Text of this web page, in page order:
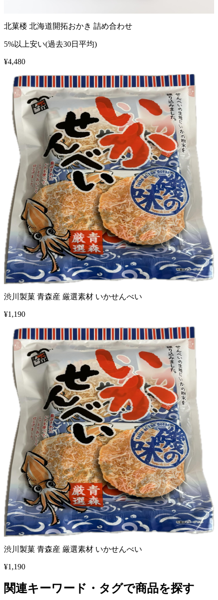
北菓楼 北海道開拓おかき 詰め合わせ
5%以上安い(過去30日平均)
¥4,480
渋川製菓 青森産 厳選素材 いかせんべい
¥1,190
渋川製菓 青森産 厳選素材 いかせんべい
¥1,190
関連キーワード・タグで商品を探す